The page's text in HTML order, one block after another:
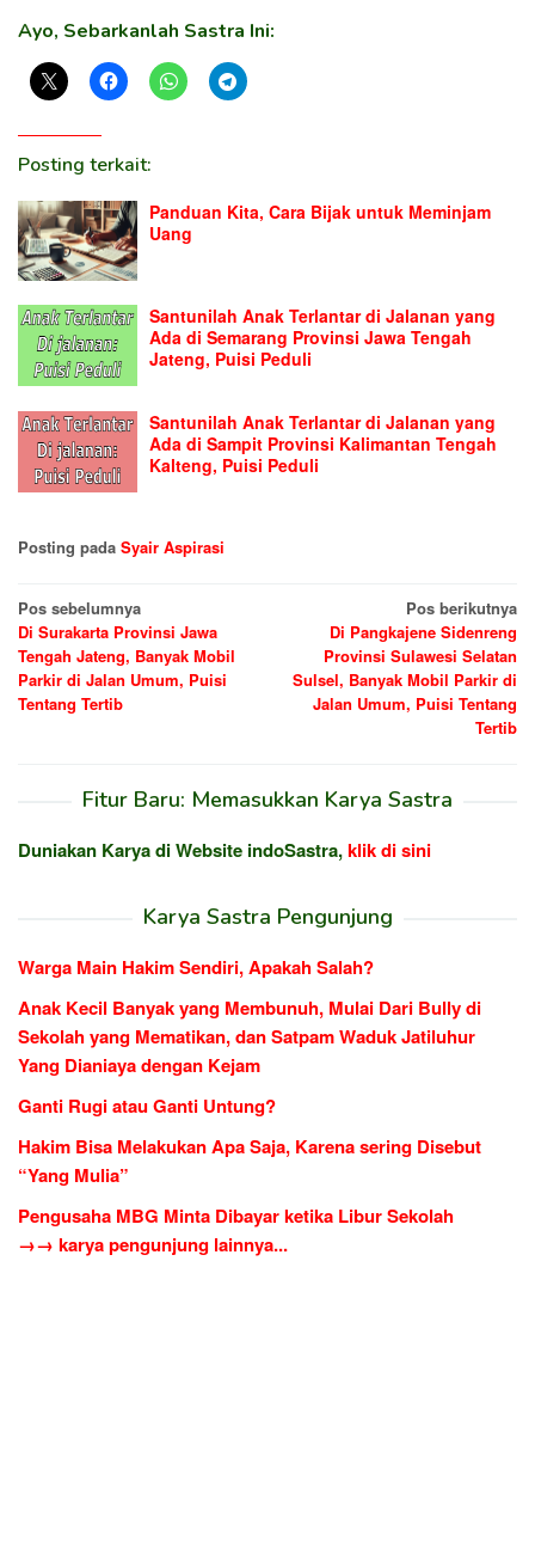
Ayo, Sebarkanlah Sastra Ini:
Posting terkait:
Panduan Kita, Cara Bijak untuk Meminjam
Uang
Santunilah Anak Terlantar di Jalanan yang
Ada di Semarang Provinsi Jawa Tengah
Jateng, Puisi Peduli
Santunilah Anak Terlantar di Jalanan yang
Ada di Sampit Provinsi Kalimantan Tengah
Kalteng, Puisi Peduli
Posting pada Syair Aspirasi
Navigasi
pos
Pos sebelumnya
Di Surakarta Provinsi Jawa
Tengah Jateng, Banyak Mobil
Parkir di Jalan Umum, Puisi
Tentang Tertib
Pos berikutnya
Di Pangkajene Sidenreng
Provinsi Sulawesi Selatan
Sulsel, Banyak Mobil Parkir di
Jalan Umum, Puisi Tentang
Tertib
Fitur Baru: Memasukkan Karya Sastra
Duniakan Karya di Website indoSastra,klik di sini
Karya Sastra Pengunjung
Warga Main Hakim Sendiri, Apakah Salah?
Anak Kecil Banyak yang Membunuh, Mulai Dari Bully di
Sekolah yang Mematikan, dan Satpam Waduk Jatiluhur
Yang Dianiaya dengan Kejam
Ganti Rugi atau Ganti Untung?
Hakim Bisa Melakukan Apa Saja, Karena sering Disebut
“Yang Mulia”
Pengusaha MBG Minta Dibayar ketika Libur Sekolah
→→ karya pengunjung lainnya...